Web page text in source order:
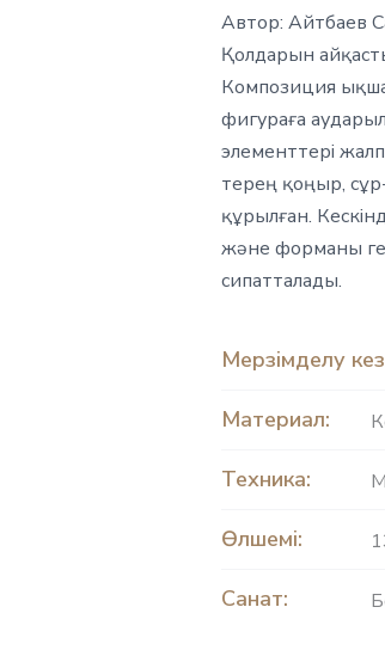
Автор: Айтбаев
Қолдарын
Композиция
фигураға
элементтері
терең қоңыр,
құрылған.
және форманы
сипатталады.
Мерзімделу
Материал:
Техника:
Өлшемі:
Санат: